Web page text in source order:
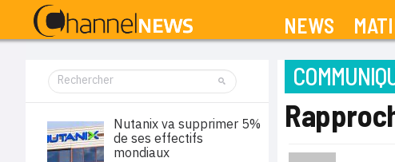
NEWS
Nutanix va supprimer 5%
de ses effectifs
mondiaux